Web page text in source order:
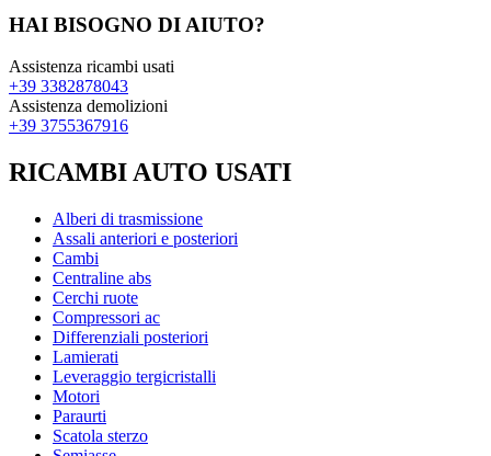
HAI BISOGNO DI AIUTO?
Assistenza ricambi usati
+39 3382878043
Assistenza demolizioni
+39 3755367916
RICAMBI AUTO USATI
Alberi di trasmissione
Assali anteriori e posteriori
Cambi
Centraline abs
Cerchi ruote
Compressori ac
Differenziali posteriori
Lamierati
Leveraggio tergicristalli
Motori
Paraurti
Scatola sterzo